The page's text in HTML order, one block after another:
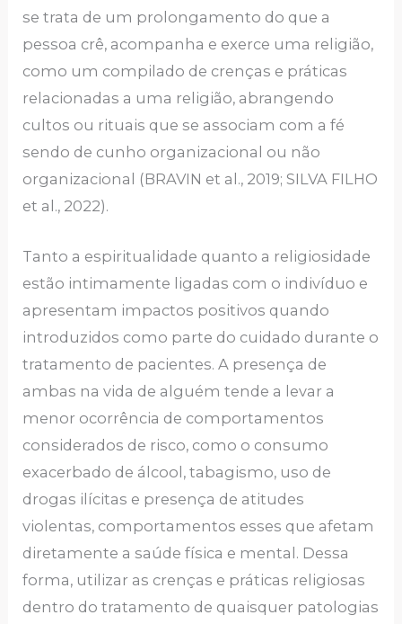
se trata de um prolongamento do que a
pessoa crê, acompanha e exerce uma religião,
como um compilado de crenças e práticas
relacionadas a uma religião, abrangendo
cultos ou rituais que se associam com a fé
sendo de cunho organizacional ou não
organizacional (BRAVIN et al., 2019; SILVA FILHO
et al., 2022).
Tanto a espiritualidade quanto a religiosidade
estão intimamente ligadas com o indivíduo e
apresentam impactos positivos quando
introduzidos como parte do cuidado durante o
tratamento de pacientes. A presença de
ambas na vida de alguém tende a levar a
menor ocorrência de comportamentos
considerados de risco, como o consumo
exacerbado de álcool, tabagismo, uso de
drogas ilícitas e presença de atitudes
violentas, comportamentos esses que afetam
diretamente a saúde física e mental. Dessa
forma, utilizar as crenças e práticas religiosas
dentro do tratamento de quaisquer patologias